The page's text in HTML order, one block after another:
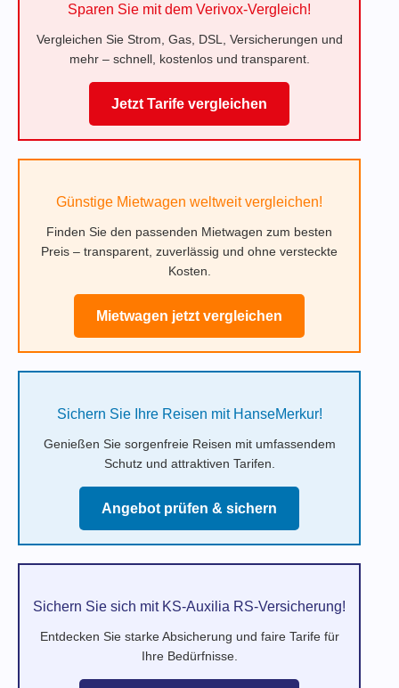
Sparen Sie mit dem Verivox-Vergleich!
Vergleichen Sie Strom, Gas, DSL, Versicherungen und
mehr – schnell, kostenlos und transparent.
Jetzt Tarife vergleichen
Günstige Mietwagen weltweit vergleichen!
Finden Sie den passenden Mietwagen zum besten
Preis – transparent, zuverlässig und ohne versteckte
Kosten.
Mietwagen jetzt vergleichen
Sichern Sie Ihre Reisen mit HanseMerkur!
Genießen Sie sorgenfreie Reisen mit umfassendem
Schutz und attraktiven Tarifen.
Angebot prüfen & sichern
Sichern Sie sich mit KS-Auxilia RS-Versicherung!
Entdecken Sie starke Absicherung und faire Tarife für
Ihre Bedürfnisse.